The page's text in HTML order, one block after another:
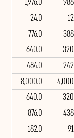
12
24.0
388
776.0
320
640.0
242
484.0
4,000
8,000.0
320
640.0
438
876.0
91
182.0